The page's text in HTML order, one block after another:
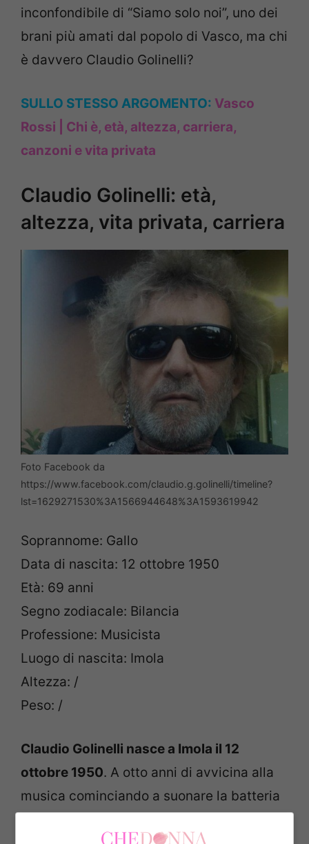
inconfondibile di “Siamo solo noi”, uno dei
brani più amati dal popolo di Vasco, ma chi
è davvero Claudio Golinelli?
SULLO STESSO ARGOMENTO: Vasco
Rossi | Chi è, età, altezza, carriera,
canzoni e vita privata
Claudio Golinelli: età,
altezza, vita privata, carriera
Foto Facebook da
https://www.facebook.com/claudio.g.golinelli/timeline?
lst=1629271530%3A1566944648%3A1593619942
Soprannome: Gallo
Data di nascita: 12 ottobre 1950
Età: 69 anni
Segno zodiacale: Bilancia
Professione: Musicista
Luogo di nascita: Imola
Altezza: /
Peso: /
Claudio Golinelli nasce a Imola il 12
ottobre 1950. A otto anni di avvicina alla
musica cominciando a suonare la batteria